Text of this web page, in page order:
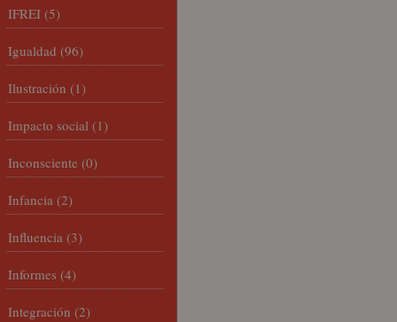
IFREI (5)
Igualdad (96)
Ilustración (1)
Impacto social (1)
Inconsciente (0)
Infancia (2)
Influencia (3)
Informes (4)
Integración (2)